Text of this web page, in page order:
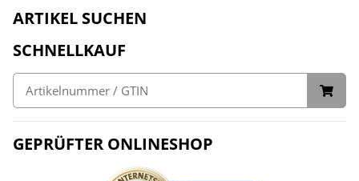
ARTIKEL SUCHEN
SCHNELLKAUF
GEPRÜFTER ONLINESHOP